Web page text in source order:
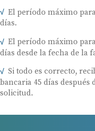
El período máximo
días.
El período máximo
días desde la fecha de la
Si todo es correcto,
bancaria 45 días después
solicitud.